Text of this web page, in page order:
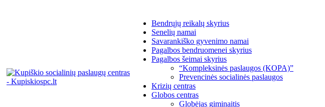
Bendrųjų reikalų skyrius
Senelių namai
Savarankiško gyvenimo namai
Pagalbos bendruomenei skyrius
Pagalbos šeimai skyrius
“Kompleksinės paslaugos (KOPA)”
Prevencinės socialinės paslaugos
Krizių centras
Globos centras
Globėjas giminaitis